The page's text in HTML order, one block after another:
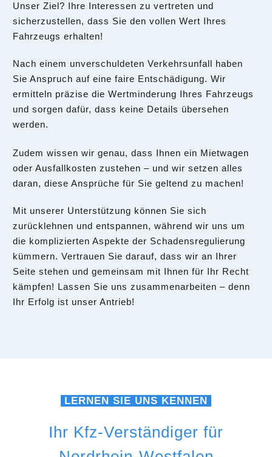
Unser Ziel? Ihre Interessen zu vertreten und
sicherzustellen, dass Sie den vollen Wert Ihres
Fahrzeugs erhalten!
Nach einem unverschuldeten Verkehrsunfall haben
Sie Anspruch auf eine faire Entschädigung. Wir
ermitteln präzise die Wertminderung Ihres Fahrzeugs
und sorgen dafür, dass keine Details übersehen
werden.
Zudem wissen wir genau, dass Ihnen ein Mietwagen
oder Ausfallkosten zustehen – und wir setzen alles
daran, diese Ansprüche für Sie geltend zu machen!
Mit unserer Unterstützung können Sie sich
zurücklehnen und entspannen, während wir uns um
die komplizierten Aspekte der Schadensregulierung
kümmern. Vertrauen Sie darauf, dass wir an Ihrer
Seite stehen und gemeinsam mit Ihnen für Ihr Recht
kämpfen! Lassen Sie uns zusammenarbeiten – denn
Ihr Erfolg ist unser Antrieb!
LERNEN SIE UNS KENNEN
Ihr Kfz-Verständiger für